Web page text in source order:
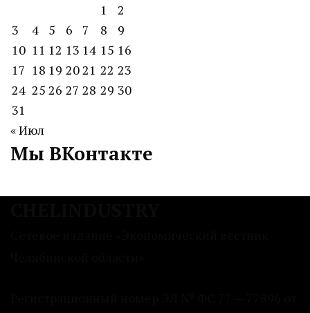
1
2
3
4 5 6 7 8
9
10 11 12 13 14 15 16
17 18 19 2021 22 23
24 25 26 27 28 29 30
31
« Июл
Мы ВКонтакте